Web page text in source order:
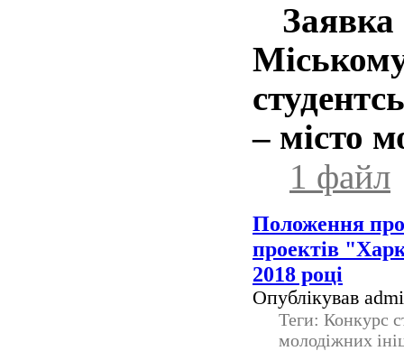
Заявка
– місто
1 файл
Положення
проектів
2018 році
Опублікував
Теги: Конкурс
молодіжних